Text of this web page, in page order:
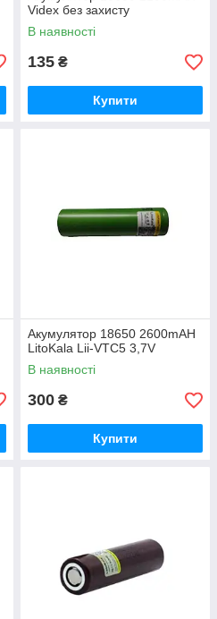
Videx без захисту
В наявності
135 ₴
Купити
Акумулятор 18650 2600mAH
LitoKala Lii-VTC5 3,7V
В наявності
300 ₴
Купити